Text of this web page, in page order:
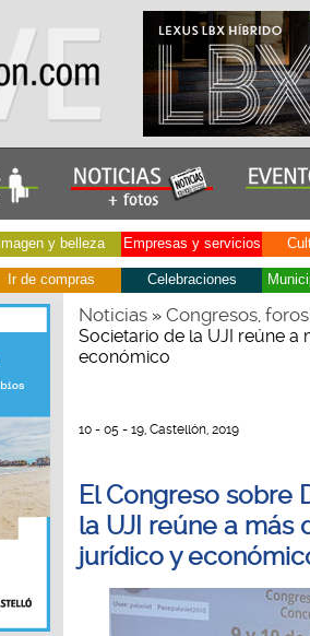
Imagen y belleza Empresas y servicios
Ir de compras Celebraciones
Noticias» Congresos, foros
Societario de la UJI reúne
económico
10 - 05 - 19, Castellón, 2019
El Congreso sobre
la UJI reúne a más
jurídico y